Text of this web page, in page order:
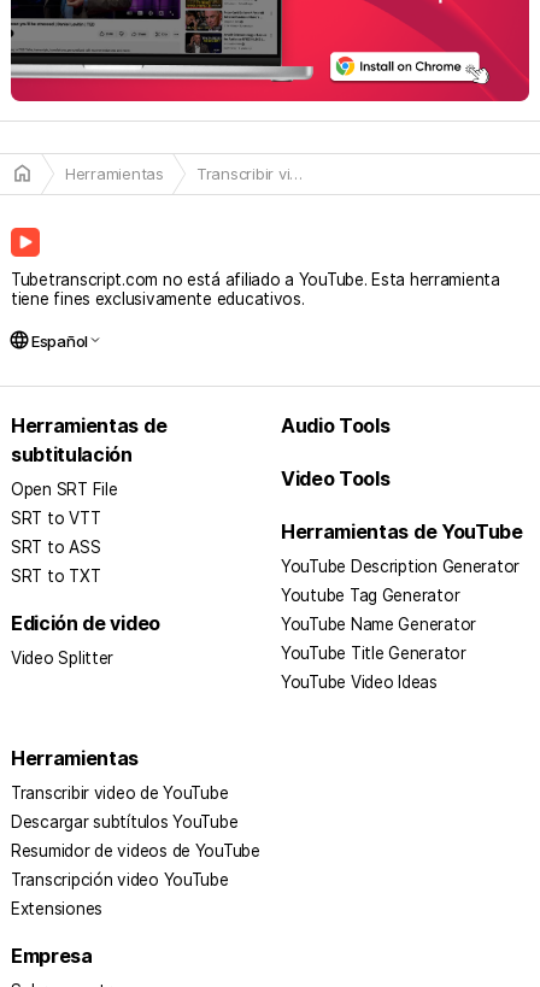
Marcos Ruiz
Super practico para videos largos, sobre todo cuando
home Herramientas Transcribir video de YouTube
Tubetranscript.com no está afiliado a YouTube. Esta herramienta
tiene fines exclusivamente educativos.
languageEspañol
Herramientas de
subtitulación
Open SRT File
SRT to VTT
SRT to ASS​
SRT to TXT
Edición de video
Video Splitter
Audio Tools
Video Tools
Herramientas de YouTube
YouTube Description Generator
Youtube Tag Generator
YouTube Name Generator
YouTube Title Generator
YouTube Video Ideas
Herramientas
Transcribir video de YouTube
Descargar subtítulos YouTube
Resumidor de videos de YouTube
Transcripción video YouTube
Extensiones
Empresa